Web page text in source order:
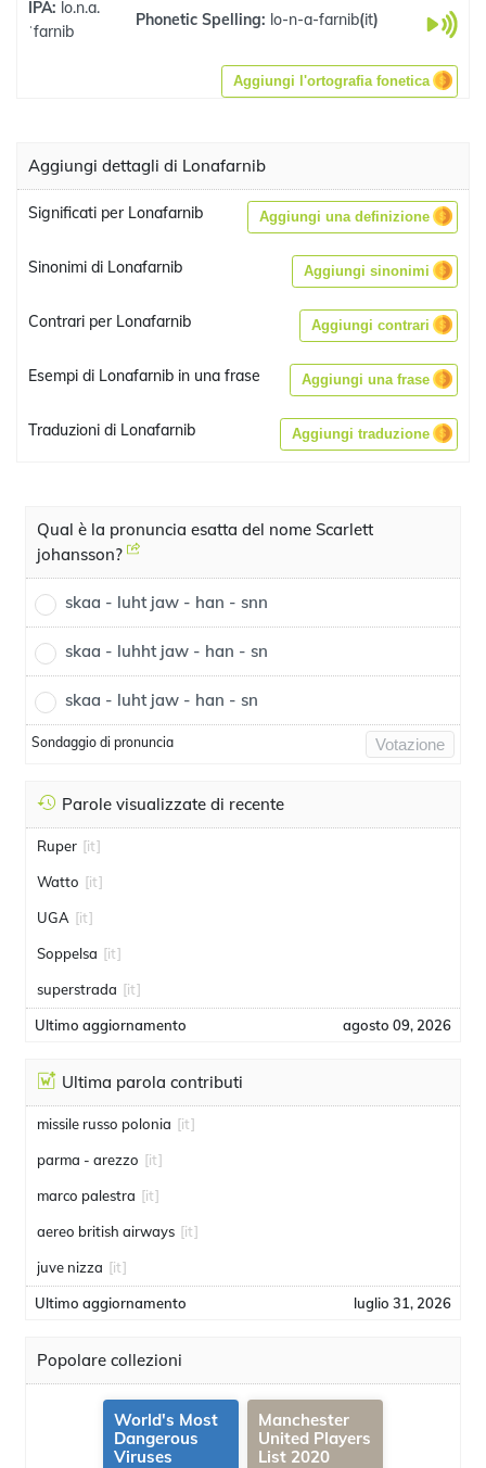
IPA: lo.n.a.
ˈfarnib
Phonetic Spelling: lo-n-a-farnib(it)
Aggiungi l'ortografia fonetica
Aggiungi dettagli di Lonafarnib
Significati per Lonafarnib Aggiungi una definizione
Sinonimi di Lonafarnib Aggiungi sinonimi
Contrari per Lonafarnib Aggiungi contrari
Esempi di Lonafarnib in una frase Aggiungi una frase
Traduzioni di Lonafarnib Aggiungi traduzione
Qual è la pronuncia esatta del nome Scarlett
johansson?
skaa - luht jaw - han - snn
skaa - luhht jaw - han - sn
skaa - luht jaw - han - sn
Sondaggio di pronuncia Votazione
Parole visualizzate di recente
Ruper [it]
Watto [it]
UGA [it]
Soppelsa [it]
superstrada [it]
Ultimo aggiornamento agosto 09, 2026
Ultima parola contributi
missile russo polonia [it]
parma - arezzo [it]
marco palestra [it]
aereo british airways [it]
juve nizza [it]
Ultimo aggiornamento luglio 31, 2026
Popolare collezioni
World's Most
Dangerous
Viruses
Manchester
United Players
List 2020